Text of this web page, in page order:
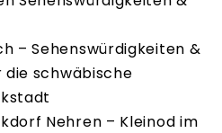
– Sehenswürdigkeiten &
die schwäbische
Nehren – Kleinod im